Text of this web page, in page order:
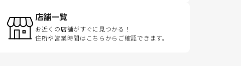
店舗一覧
お近くの店舗がすぐに見つかる！
住所や営業時間はこちらからご確認できます。